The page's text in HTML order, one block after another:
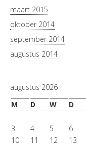
maart 2015
oktober 2014
september 2014
augustus 2014
augustus 2026
M
D W D
3
4 5 6
10
11 12 13